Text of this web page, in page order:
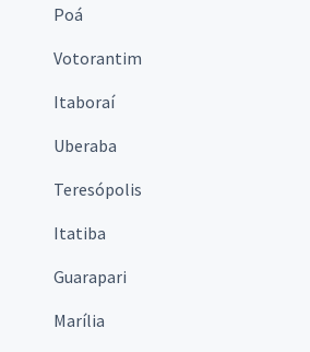
Poá
Votorantim
Itaboraí
Uberaba
Teresópolis
Itatiba
Guarapari
Marília